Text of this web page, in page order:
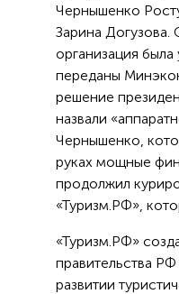
Чернышенко
Зарина Догузова.
организация
переданы
решение
назвали
Чернышенко,
руках мощные
продолжил
«Туризм.РФ»,
«Туризм.РФ»
правительства
развитии